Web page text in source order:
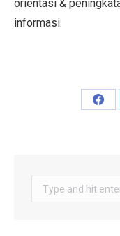
orientasi &
informasi.
Search: